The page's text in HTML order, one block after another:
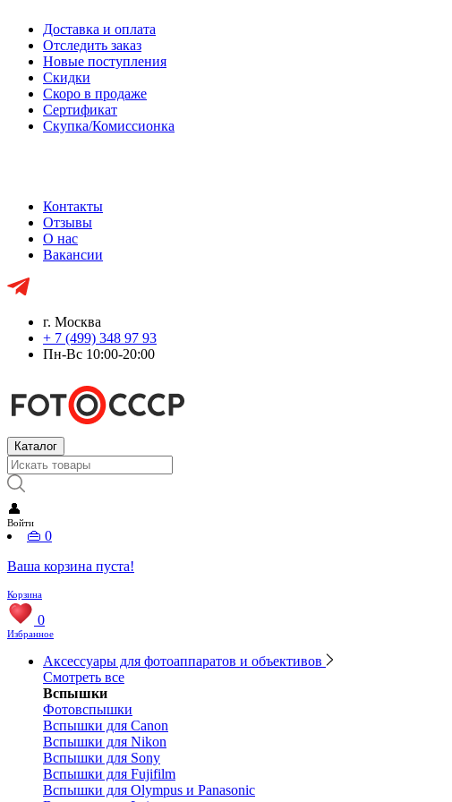
Доставка и оплата
Отследить заказ
Новые поступления
Скидки
Скоро в продаже
Сертификат
Скупка/Комиссионка
Контакты
Отзывы
О нас
Вакансии
г. Москва
+ 7 (499) 348 97 93
Пн-Вс 10:00-20:00
Каталог
👤
Войти
👜 0
Ваша корзина пуста!
Корзина
0
Избранное
Аксессуары для фотоаппаратов и объективов
Смотреть все
Вспышки
Фотовспышки
Вспышки для Canon
Вспышки для Nikon
Вспышки для Sony
Вспышки для Fujifilm
Вспышки для Olympus и Panasonic